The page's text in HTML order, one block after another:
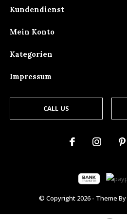
Kundendienst
Mein Konto
Kategorien
Impressum
CALL US
© Copyright 2026- Theme By